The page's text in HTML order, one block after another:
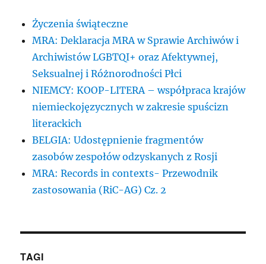
Życzenia świąteczne
MRA: Deklaracja MRA w Sprawie Archiwów i
Archiwistów LGBTQI+ oraz Afektywnej,
Seksualnej i Różnorodności Płci
NIEMCY: KOOP-LITERA – współpraca krajów
niemieckojęzycznych w zakresie spuścizn
literackich
BELGIA: Udostępnienie fragmentów
zasobów zespołów odzyskanych z Rosji
MRA: Records in contexts- Przewodnik
zastosowania (RiC-AG) Cz. 2
TAGI